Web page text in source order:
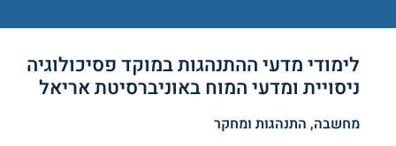
לימודי מדעי ההתנהגות במוקד פסיכולוגיה
ניסויית ומדעי המוח באוניברסיטת אריאל
מחשבה, התנהגות ומחקר